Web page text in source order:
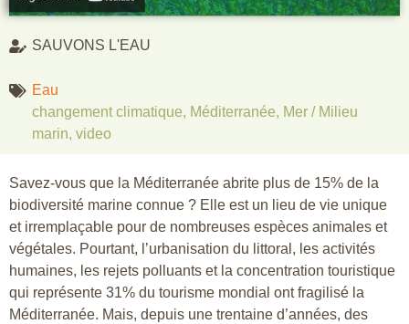
Savez-vous que la Méditerranée abrite plus de 15% de la
biodiversité marine connue ? Elle est un lieu de vie unique
et irremplaçable pour de nombreuses espèces animales et
végétales. Pourtant, l’urbanisation du littoral, les activités
humaines, les rejets polluants et la concentration touristique
qui représente 31% du tourisme mondial ont fragilisé la
Méditerranée. Mais, depuis une trentaine d’années, des
SAUVONS L'EAU
Eau
changement climatique, Méditerranée, Mer / Milieu
marin, video